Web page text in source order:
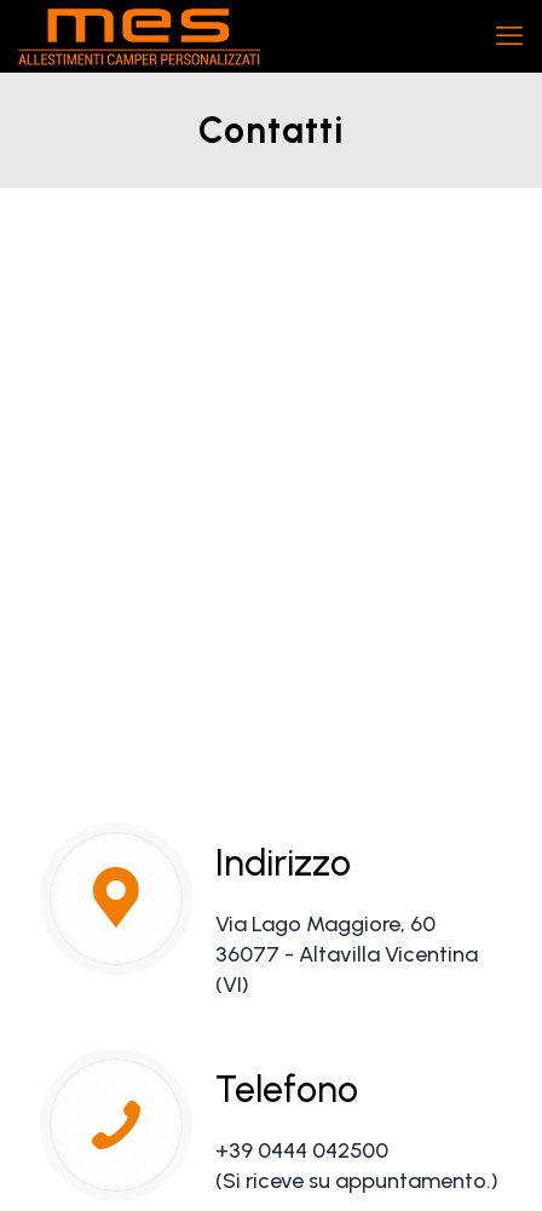
Contatti
Indirizzo
Via Lago Maggiore, 60
36077 - Altavilla Vicentina
(VI)
Telefono
+39 0444 042500
(Si riceve su appuntamento.)